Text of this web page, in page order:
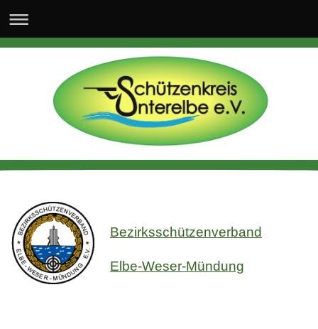
Bezirksschützenverband
Elbe-Weser-Mündung